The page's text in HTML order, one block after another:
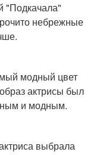
"Подкачала"
небрежные
модный цвет
актрисы был
и модным.
выбрала